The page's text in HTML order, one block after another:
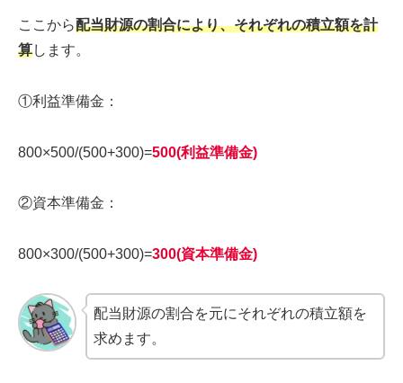
ここから配当財源の割合により、それぞれの積立額を計
算します。
①利益準備金：
800×500/(500+300)=500(利益準備金)
②資本準備金：
800×300/(500+300)=300(資本準備金)
配当財源の割合を元にそれぞれの積立額を
求めます。